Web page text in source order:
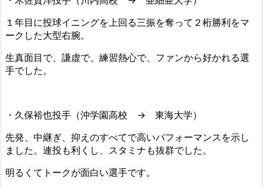
１年目に投球イニングを上回る三振を奪って２桁勝利をマ
ークした大型右腕。
生真面目で、謙虚で、練習熱心で、ファンから好かれる選
手でした。
・久保裕也投手（沖学園高校 → 東海大学）
先発、中継ぎ、抑えのすべてで高いパフォーマンスを示し
ました。連投も利くし、スタミナも抜群でした。
明るくてトークが面白い選手です。